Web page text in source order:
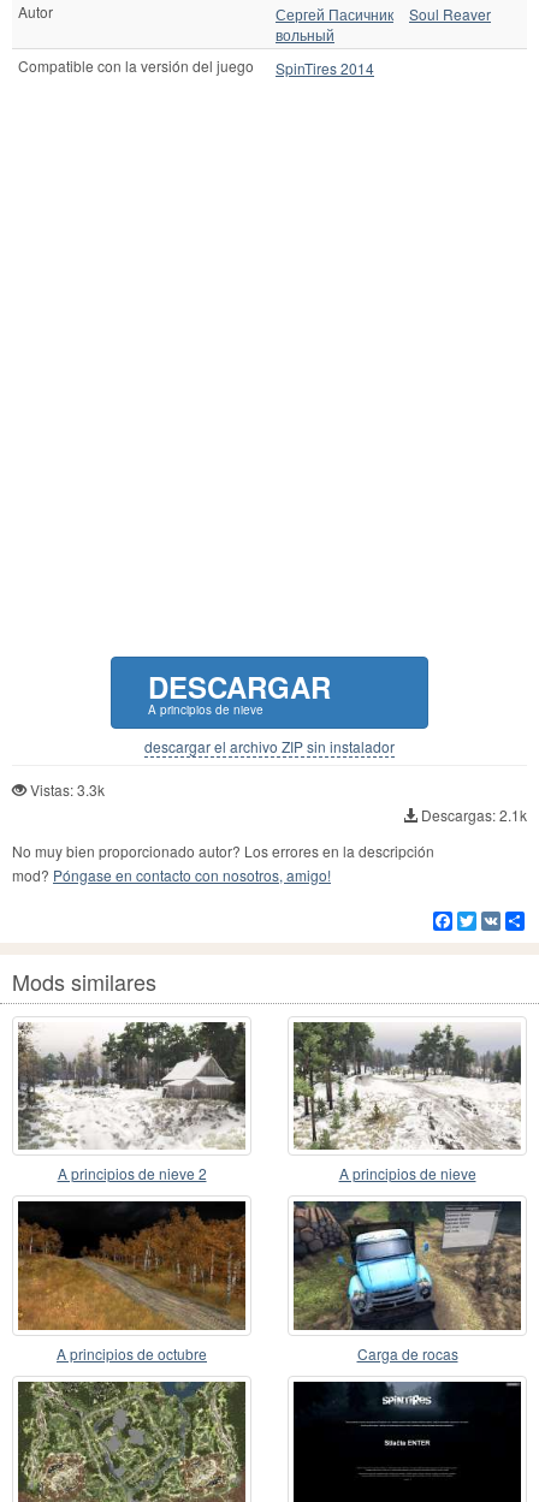
Autor Сергей Пасичник
Soul Reaver
вольный
Compatible con la versión del juego
SpinTires 2014
DESCARGAR
A principios de nieve
descargar el archivo ZIP sin instalador
Vistas: 3.3k
Descargas: 2.1k
No muy bien proporcionado autor? Los errores en la descripción
mod? Póngase en contacto con nosotros, amigo!
Facebook
Twitter
VK
Mods similares
A principios de nieve 2 A principios de nieve
A principios de octubre Carga de rocas